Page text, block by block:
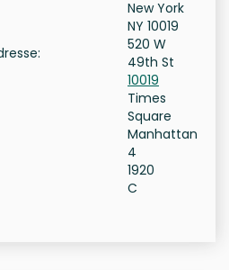
New York
NY 10019
520 W
49th St
10019
Times
Square
Manhattan
4
1920
C